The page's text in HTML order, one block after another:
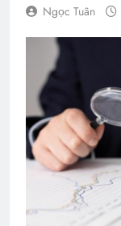
Ngọc Tuân